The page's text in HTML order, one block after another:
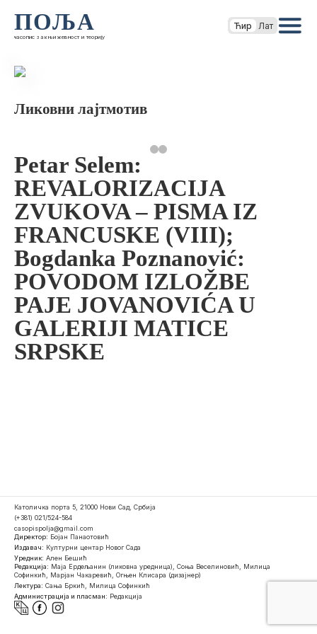
ПОЉА
часопис за књижевност и теорију
Ћир Лат
Ликовни лајтмотив
Petar Selem:
REVALORIZACIJA
ZVUKOVA – PISMA IZ
FRANCUSKE (VIII);
Bogdanka Poznanović:
POVODOM IZLOŽBE
PAJE JOVANOVIĆA U
GALERIJI MATICE
SRPSKE
Католичка порта 5, 21000 Нови Сад, Србија
(+381) 021/524-584
casopispolja@gmail.com
Директор: Бојан Панаотовић
Издавач: Културни центар Новог Сада
Уредник: Ален Бешић
Редакција: Маја Ердељанин (ликовна уредница), Соња Веселиновић, Милица
Софинкић, Марјан Чакаревић, Огњен Клисара (дизајнер)
Лектура: Сања Бркић, Милица Софинкић
Администрација и пласман: Редакција